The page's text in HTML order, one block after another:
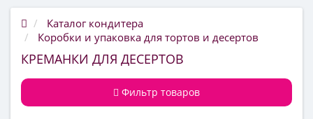
Каталог кондитера
Коробки и упаковка для тортов и десертов
КРЕМАНКИ ДЛЯ ДЕСЕРТОВ
Фильтр товаров